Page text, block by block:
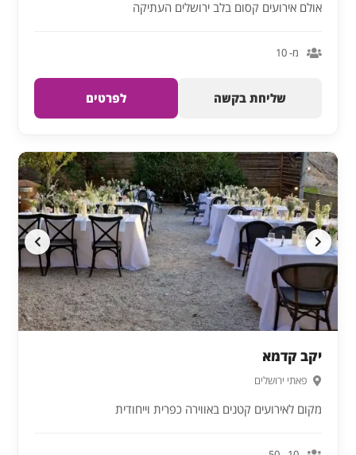
אולם אירועים קסום בלב ירושלים העתיקה
מ- 10
שליחת בקשה לפרטים
יקב קדמא
פאתי ירושלים
מקום לאירועים קטנים באווירה כפרית וייחודית